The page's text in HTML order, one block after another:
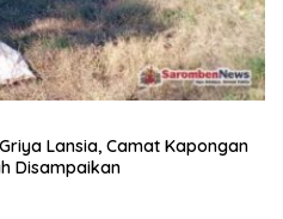
Lansia, Camat Kapongan
Disampaikan